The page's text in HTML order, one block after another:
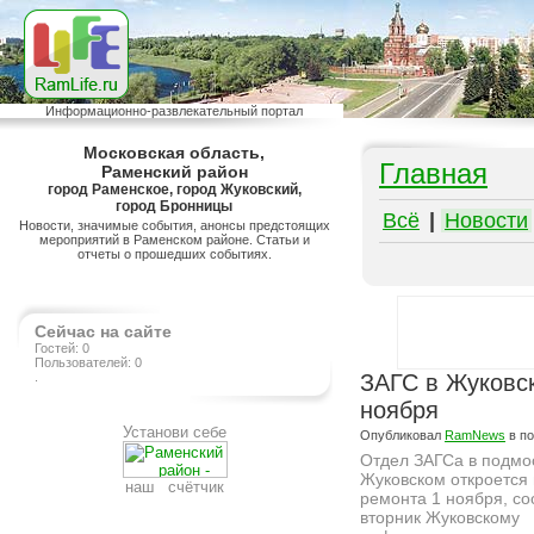
Информационно-развлекательный портал
Московская область,
Раменский район
город Раменское, город Жуковский,
город Бронницы
Новости, значимые события, анонсы предстоящих
мероприятий в Раменском районе. Статьи и
отчеты о прошедших событиях.
Сейчас на сайте
Гостей: 0
Пользователей: 0
Установи себе
наш счётчик
Главная
Всё Новости
ЗАГС в
ноября
Опубликовал RamNews в
Отдел ЗАГСа в
Жуковском откроется
ремонта 1 ноября,
вторник Жуковскому